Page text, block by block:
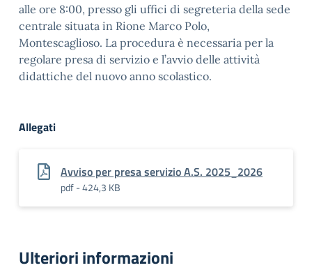
alle ore 8:00, presso gli uffici di segreteria della sede
centrale situata in Rione Marco Polo,
Montescaglioso. La procedura è necessaria per la
regolare presa di servizio e l’avvio delle attività
didattiche del nuovo anno scolastico.
Allegati
Avviso per presa servizio A.S. 2025_2026
pdf - 424,3 KB
Ulteriori informazioni